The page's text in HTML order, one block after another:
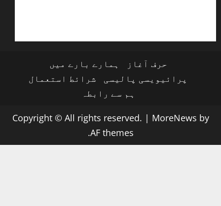
حرف آغاز
ہمارے بارے میں
پرائیویسی پالیسی
شرائط استعمال
ہم سے رابطہ
Copyright © All rights reserved. | MoreNews by
AF themes.